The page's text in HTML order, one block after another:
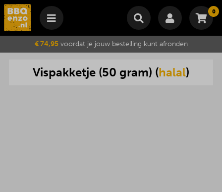
0
Winkelmand
Je winkelwagen is momenteel leeg.
Subtotaal €
Wijzig winkelmand Bestellen
€ 74,95voordat je jouw bestelling kunt afronden
Vispakketje (50 gram) (halal)